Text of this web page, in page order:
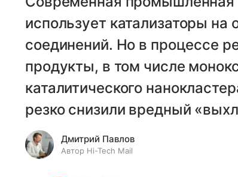
использует катализаторы на
соединений. Но в процессе
продукты, в том числе
каталитического
резко снизили вредный
Дмитрий Павлов
Автор Hi-Tech Mail